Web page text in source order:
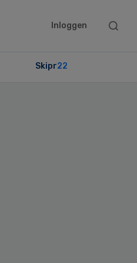
Inloggen
Search
Skipr22